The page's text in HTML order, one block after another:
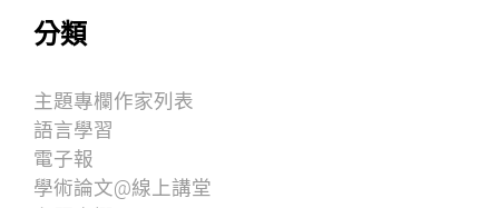
分類
主題專欄作家列表
語言學習
電子報
學術論文@線上講堂